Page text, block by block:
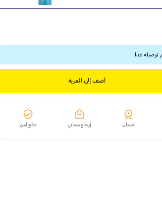
توصيله غدا
أضف إلى العربة
ضمان إرجاع مجاني دفع آمن